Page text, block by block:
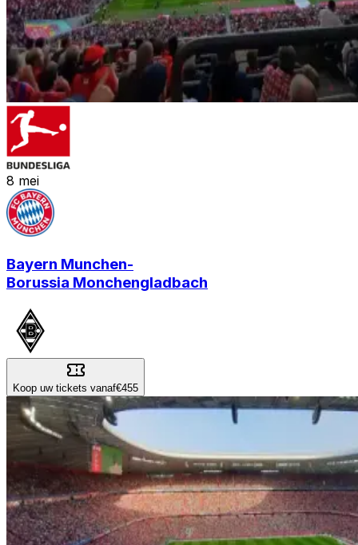
8 mei
Bayern Munchen-
Borussia Monchengladbach
Koop uw tickets vanaf€455